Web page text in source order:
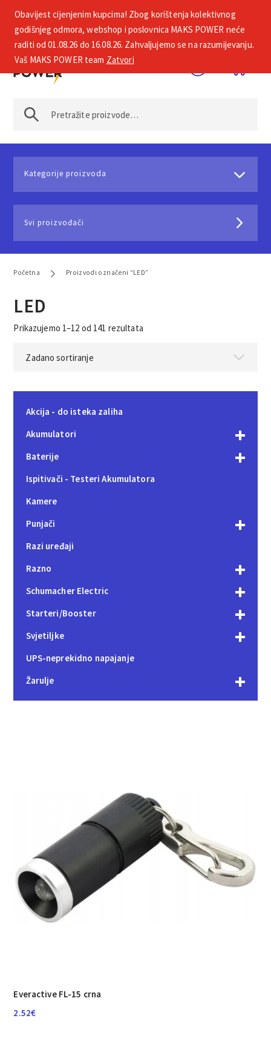
+385 1 2002 575
Kategorije proizvoda
Svi proizvođači
Početna Proizvodi označeni “LED”
LED
Prikazujemo 1–12 od 141 rezultata
Akcija - do isteka zaliha
Akumulatori
Baterije
Ispitivači - Testeri Akumulatora
Kamere
Punjači
Razi uređaji
Razno
Schumacher Electric
Starteri/Booster
Svjetiljke
UPS-neprekidno napajanje
Žarulje
Everactive FL-15 crna
2.52€
Obavijest cijenjenim kupcima! Zbog korištenja kolektivnog
godišnjeg odmora, webshop i poslovnica MAKS POWER neće
raditi od 01.08.26 do 16.08.26. Zahvaljujemo se na razumijevanju.
Vaš MAKS POWER team Zatvori